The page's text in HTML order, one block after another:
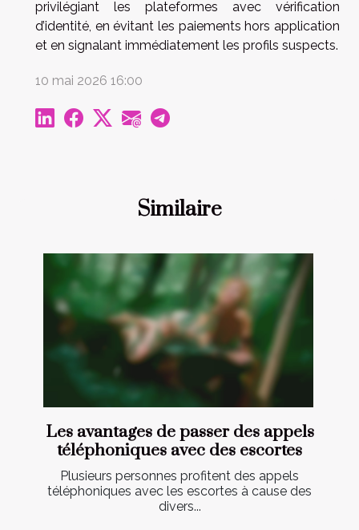
Similaire
Les avantages de passer des appels
téléphoniques avec des escortes
Plusieurs personnes profitent des appels
téléphoniques avec les escortes à cause des
divers...
privilégiant les plateformes avec vérification
d’identité, en évitant les paiements hors application
et en signalant immédiatement les profils suspects.
10 mai 2026 16:00